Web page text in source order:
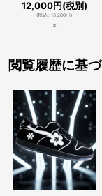
12,000円(税別)
(税込: 13,200円)
×
閲覧履歴に基